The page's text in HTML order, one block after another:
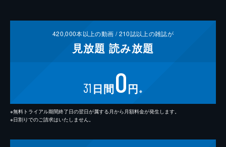
420,000本以上の動画 /210誌以上の雑誌が
見放題 読み放題
31 日間0円 ※
※無料トライアル期間終了日の翌日が属する月から月額料金が発生します。
※日割りでのご請求はいたしません。